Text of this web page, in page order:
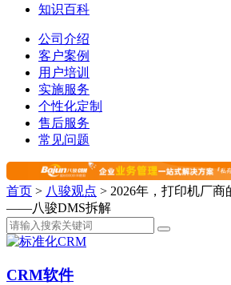
知识百科
公司介绍
客户案例
用户培训
实施服务
个性化定制
售后服务
常见问题
首页 > 八骏观点 > 2026年，打印机厂
——八骏DMS拆解
CRM软件